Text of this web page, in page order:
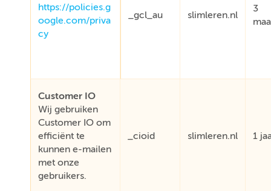
https://policies.g
oogle.com/priva
cy
_gcl_au slimleren.nl
3
Customer IO
Wij gebruiken
Customer IO om
efficiënt te
kunnen e-mailen
met onze
gebruikers.
_cioid slimleren.nl 1